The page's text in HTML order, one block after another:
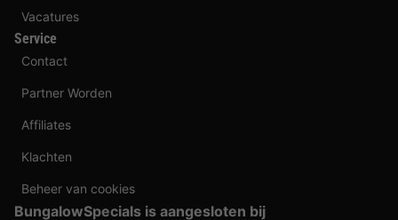
Vacatures
Service
Contact
Partner Worden
Affiliates
Klachten
Beheer van cookies
BungalowSpecials is aangesloten bij